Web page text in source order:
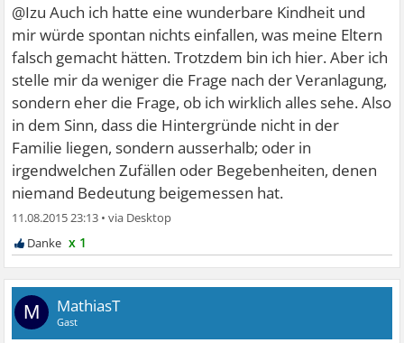
@Izu Auch ich hatte eine wunderbare Kindheit und
mir würde spontan nichts einfallen, was meine Eltern
falsch gemacht hätten. Trotzdem bin ich hier. Aber ich
stelle mir da weniger die Frage nach der Veranlagung,
sondern eher die Frage, ob ich wirklich alles sehe. Also
in dem Sinn, dass die Hintergründe nicht in der
Familie liegen, sondern ausserhalb; oder in
irgendwelchen Zufällen oder Begebenheiten, denen
niemand Bedeutung beigemessen hat.
11.08.2015 23:13 •
x 1
M MathiasT
Gast